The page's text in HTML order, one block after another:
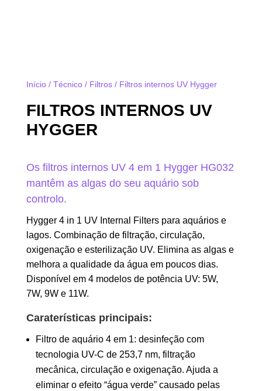
Início/ Técnico/ Filtros/ Filtros internos UV Hygger
FILTROS INTERNOS UV
HYGGER
Os filtros internos UV 4 em 1 Hygger HG032
mantêm as algas do seu aquário sob
controlo.
Hygger 4 in 1 UV Internal Filters para aquários e
lagos. Combinação de filtração, circulação,
oxigenação e esterilização UV. Elimina as algas e
melhora a qualidade da água em poucos dias.
Disponível em 4 modelos de potência UV: 5W,
7W, 9W e 11W.
Caraterísticas principais:
Filtro de aquário 4 em 1: desinfeção com
tecnologia UV-C de 253,7 nm, filtração
mecânica, circulação e oxigenação. Ajuda a
eliminar o efeito “água verde” causado pelas